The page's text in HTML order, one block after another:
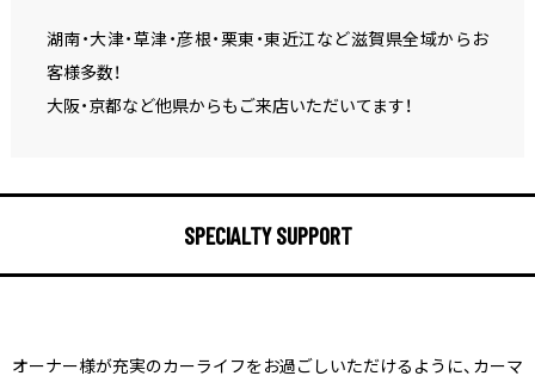
湖南・大津・草津・彦根・栗東・東近江など滋賀県全域からお
客様多数！
大阪・京都など他県からもご来店いただいてます！
SPECIALTY SUPPORT
オーナー様が充実のカーライフをお過ごしいただけるように、 カーマ